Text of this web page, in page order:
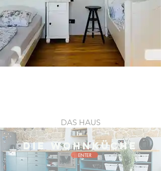
DAS HAUS
DIE WOHNKÜCHE
ENTER